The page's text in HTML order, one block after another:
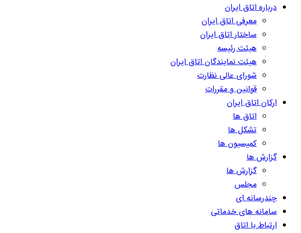
درباره اتاق ایران
معرفی اتاق ایران
ساختار اتاق ایران
هیئت رئیسه
هیئت نمایندگان اتاق ایران
شورای عالی نظارت
قوانین و مقررات
ارکان اتاق ایران
اتاق ها
تشکل ها
کمیسیون ها
گزارش ها
گزارش ها
مجلس
چندرسانه ای
سامانه های خدماتی
ارتباط با اتاق